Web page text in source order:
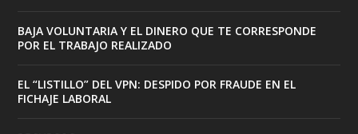
BAJA VOLUNTARIA Y EL DINERO QUE TE CORRESPONDE
POR EL TRABAJO REALIZADO
EL “LISTILLO” DEL VPN: DESPIDO POR FRAUDE EN EL
FICHAJE LABORAL